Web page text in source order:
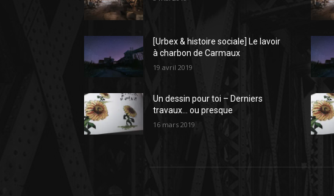
[Urbex & histoire sociale] Le lavoir
à charbon de Carmaux
19 avril 2019
Un dessin pour toi – Derniers
travaux… ou presque
16 mars 2019